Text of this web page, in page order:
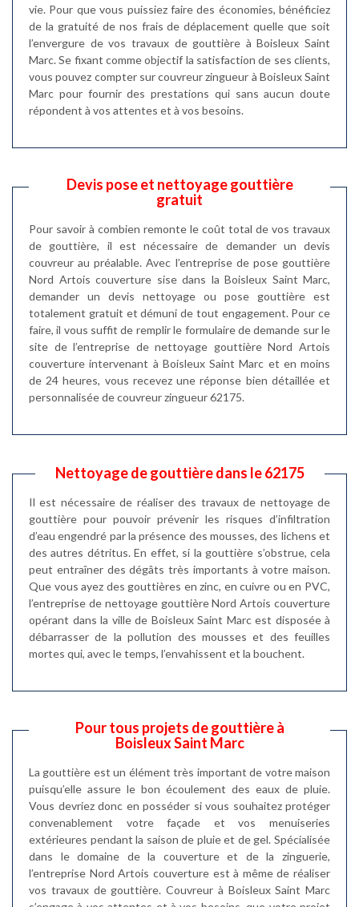
vie. Pour que vous puissiez faire des économies, bénéficiez
de la gratuité de nos frais de déplacement quelle que soit
l’envergure de vos travaux de gouttière à Boisleux Saint
Marc. Se fixant comme objectif la satisfaction de ses clients,
vous pouvez compter sur couvreur zingueur à Boisleux Saint
Marc pour fournir des prestations qui sans aucun doute
répondent à vos attentes et à vos besoins.
Devis pose et nettoyage gouttière
gratuit
Pour savoir à combien remonte le coût total de vos travaux
de gouttière, il est nécessaire de demander un devis
couvreur au préalable. Avec l’entreprise de pose gouttière
Nord Artois couverture sise dans la Boisleux Saint Marc,
demander un devis nettoyage ou pose gouttière est
totalement gratuit et démuni de tout engagement. Pour ce
faire, il vous suffit de remplir le formulaire de demande sur le
site de l’entreprise de nettoyage gouttière Nord Artois
couverture intervenant à Boisleux Saint Marc et en moins
de 24 heures, vous recevez une réponse bien détaillée et
personnalisée de couvreur zingueur 62175.
Nettoyage de gouttière dans le 62175
Il est nécessaire de réaliser des travaux de nettoyage de
gouttière pour pouvoir prévenir les risques d’infiltration
d’eau engendré par la présence des mousses, des lichens et
des autres détritus. En effet, si la gouttière s’obstrue, cela
peut entraîner des dégâts très importants à votre maison.
Que vous ayez des gouttières en zinc, en cuivre ou en PVC,
l’entreprise de nettoyage gouttière Nord Artois couverture
opérant dans la ville de Boisleux Saint Marc est disposée à
débarrasser de la pollution des mousses et des feuilles
mortes qui, avec le temps, l’envahissent et la bouchent.
Pour tous projets de gouttière à
Boisleux Saint Marc
La gouttière est un élément très important de votre maison
puisqu’elle assure le bon écoulement des eaux de pluie.
Vous devriez donc en posséder si vous souhaitez protéger
convenablement votre façade et vos menuiseries
extérieures pendant la saison de pluie et de gel. Spécialisée
dans le domaine de la couverture et de la zinguerie,
l’entreprise Nord Artois couverture est à même de réaliser
vos travaux de gouttière. Couvreur à Boisleux Saint Marc